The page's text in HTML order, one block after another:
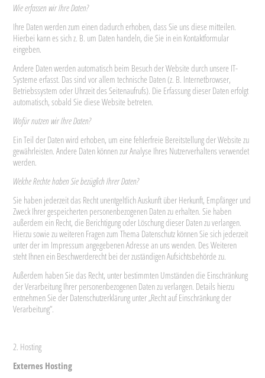
Wie erfassen wir Ihre Daten?
Ihre Daten werden zum einen dadurch erhoben, dass Sie uns diese mitteilen.
Hierbei kann es sich z. B. um Daten handeln, die Sie in ein Kontaktformular
eingeben.
Andere Daten werden automatisch beim Besuch der Website durch unsere IT-
Systeme erfasst. Das sind vor allem technische Daten (z. B. Internetbrowser,
Betriebssystem oder Uhrzeit des Seitenaufrufs). Die Erfassung dieser Daten erfolgt
automatisch, sobald Sie diese Website betreten.
Wofür nutzen wir Ihre Daten?
Ein Teil der Daten wird erhoben, um eine fehlerfreie Bereitstellung der Website zu
gewährleisten. Andere Daten können zur Analyse Ihres Nutzerverhaltens verwendet
werden.
Welche Rechte haben Sie bezüglich Ihrer Daten?
Sie haben jederzeit das Recht unentgeltlich Auskunft über Herkunft, Empfänger und
Zweck Ihrer gespeicherten personenbezogenen Daten zu erhalten. Sie haben
außerdem ein Recht, die Berichtigung oder Löschung dieser Daten zu verlangen.
Hierzu sowie zu weiteren Fragen zum Thema Datenschutz können Sie sich jederzeit
unter der im Impressum angegebenen Adresse an uns wenden. Des Weiteren
steht Ihnen ein Beschwerderecht bei der zuständigen Aufsichtsbehörde zu.
Außerdem haben Sie das Recht, unter bestimmten Umständen die Einschränkung
der Verarbeitung Ihrer personenbezogenen Daten zu verlangen. Details hierzu
entnehmen Sie der Datenschutzerklärung unter „Recht auf Einschränkung der
Verarbeitung“.
2. Hosting
Externes Hosting